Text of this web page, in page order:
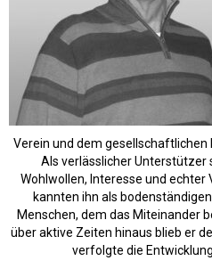
Verein und dem gesellschaftlichen
Als verlässlicher
Wohlwollen, Interesse und echter
kannten ihn als
Menschen, dem das Miteinander
über aktive Zeiten hinaus blieb er
verfolgte die